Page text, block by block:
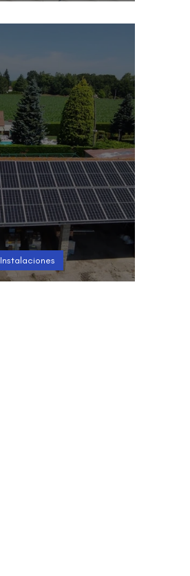
Instalaciones